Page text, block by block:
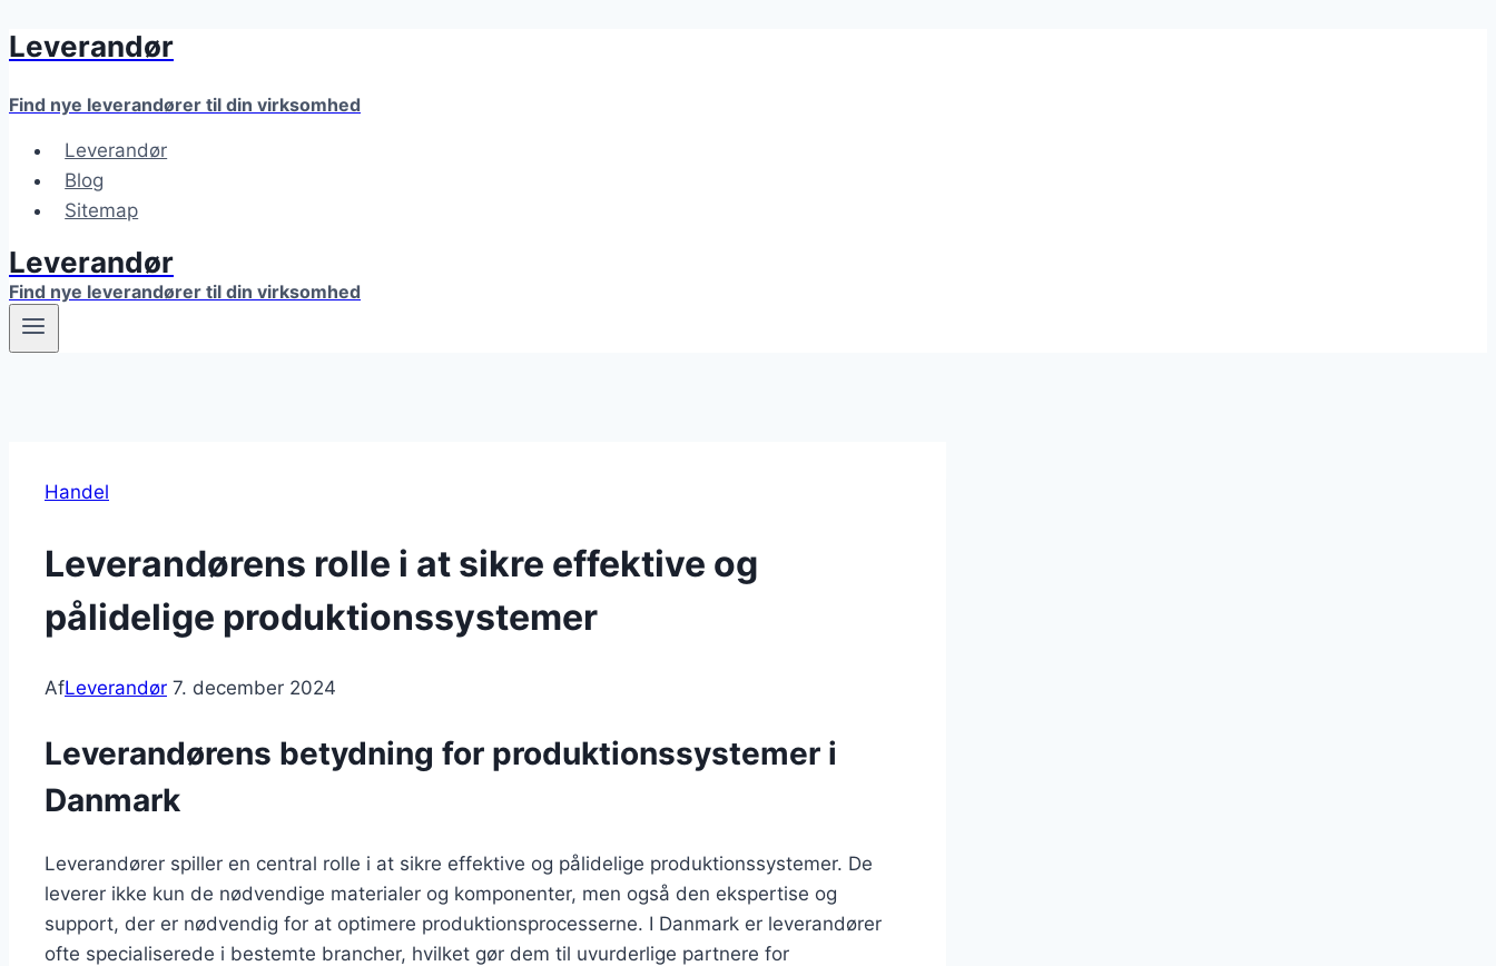
Fortsæt
indhold
Leverandør
Find nye leverandører til din virksomhed
Leverandør
Blog
Sitemap
Leverandør
Find nye leverandører til din virksomhed
Handel
Leverandørens rolle i at sikre effektive og
pålidelige produktionssystemer
AfLeverandør 7. december 2024
Leverandørens betydning for produktionssystemer i
Danmark
Leverandører spiller en central rolle i at sikre effektive og pålidelige produktionssystemer. De
leverer ikke kun de nødvendige materialer og komponenter, men også den ekspertise og
support, der er nødvendig for at optimere produktionsprocesserne. I Danmark er leverandører
ofte specialiserede i bestemte brancher, hvilket gør dem til uvurderlige partnere for